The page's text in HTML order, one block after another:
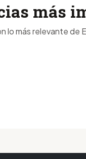
más
lo más relevante de